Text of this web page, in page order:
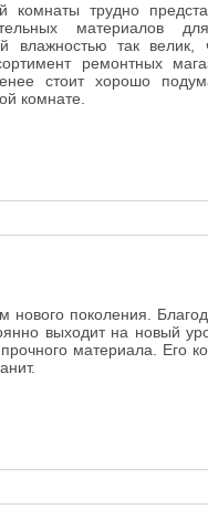
трудно
материалов
так велик,
ремонтных
стоит хорошо
комнате.
нового поколения.
выходит на новый
материала. Его